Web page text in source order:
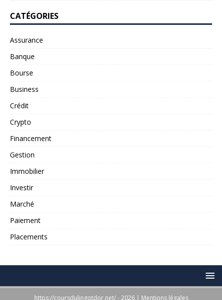
CATÉGORIES
Assurance
Banque
Bourse
Business
Crédit
Crypto
Financement
Gestion
Immobilier
Investir
Marché
Paiement
Placements
https://coursdulingotdor.net/ - 2026 | Mentions légales